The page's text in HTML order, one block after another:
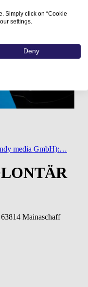
media GmbH):…
Mainaschaff
Simply click on “Cookie
settings.
Deny